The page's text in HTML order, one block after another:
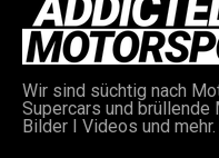
Wir sind süchtig nach
Supercars und
Bilder I Videos und mehr.